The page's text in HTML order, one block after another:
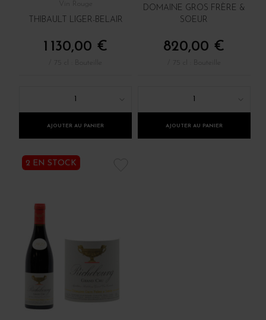
THIBAULT LIGER-BELAIR
1 130,00 €
AJOUTER AU PANIER
DOMAINE GROS FRÈRE &
SOEUR
820,00 €
AJOUTER AU PANIER
2 EN STOCK